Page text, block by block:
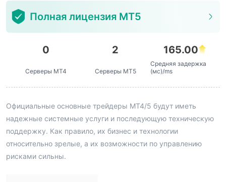
Полная лицензия MT5
0
Серверы MT4
2
Серверы MT5
165.00
Средняя задержка
(мс)/ms
Официальные основные трейдеры MT4/5 будут иметь
надежные системные услуги и последующую техническую
поддержку. Как правило, их бизнес и технологии
относительно зрелые, а их возможности по управлению
рисками сильны.